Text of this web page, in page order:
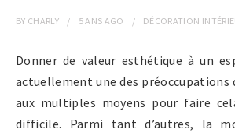
BY CHARLY 5 ANS AGO DÉCORATION
Donner de valeur esthétique à un
actuellement une des préoccupations
aux multiples moyens pour faire
difficile. Parmi tant d’autres, la